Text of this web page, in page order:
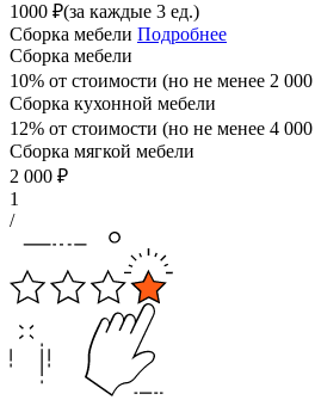
1000 ₽(за каждые 3 ед.)
Сборка мебели Подробнее
Сборка мебели
10% от стоимости (но не менее 2 000
Сборка кухонной мебели
12% от стоимости (но не менее 4 000
Сборка мягкой мебели
2 000 ₽
1
/